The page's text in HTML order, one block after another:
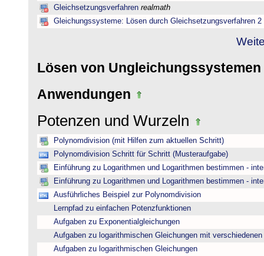
Gleichsetzungsverfahren realmath
Gleichungssysteme: Lösen durch Gleichsetzungsverfahren 2
Lösen von Ungleichungssystemen
Anwendungen
Potenzen und Wurzeln
Polynomdivision (mit Hilfen zum aktuellen Schritt)
Polynomdivision Schritt für Schritt (Musteraufgabe)
Einführung zu Logarithmen und Logarithmen bestimmen -
Einführung zu Logarithmen und Logarithmen bestimmen -
Ausführliches Beispiel zur Polynomdivision
Lernpfad zu einfachen Potenzfunktionen
Aufgaben zu Exponentialgleichungen
Aufgaben zu logarithmischen Gleichungen mit verschiedenen
Aufgaben zu logarithmischen Gleichungen